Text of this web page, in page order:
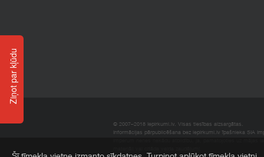
© 2007–2018 Iepirkumi.lv. Visas tiesības aizsargātas.
Informācijas pārpublicēšana bez iepirkumi.lv īpašnieka SIA
Ziņot par kļūdu